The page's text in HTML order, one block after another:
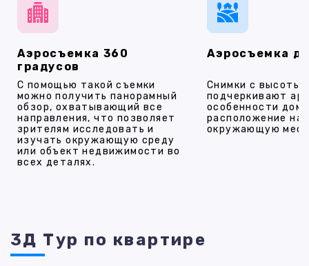
Аэросъемка 360
градусов
С помощью такой съемки
можно получить панорамный
обзор, охватывающий все
направления, что позволяет
зрителям исследовать и
изучать окружающую среду
или объект недвижимости во
всех деталях.
Аэросъемка
Снимки с высоты
подчеркивают
особенности
расположение на
окружающую
3Д Тур по квартире